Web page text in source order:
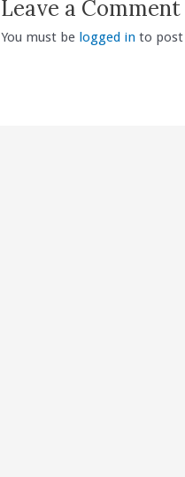
Leave a Comment
You must be logged in to post